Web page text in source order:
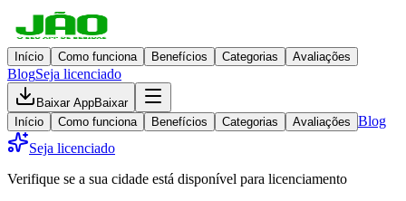
Início Como funciona Benefícios Categorias Avaliações
BlogSeja licenciado
Baixar AppBaixar
Início
Como funciona Benefícios Categorias Avaliações Blog
Seja licenciado
Verifique se a sua cidade está disponível para licenciamento